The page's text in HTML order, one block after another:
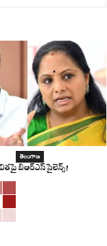
తెలంగాణ
బిఆర్ఎస్ సైలెన్స్!